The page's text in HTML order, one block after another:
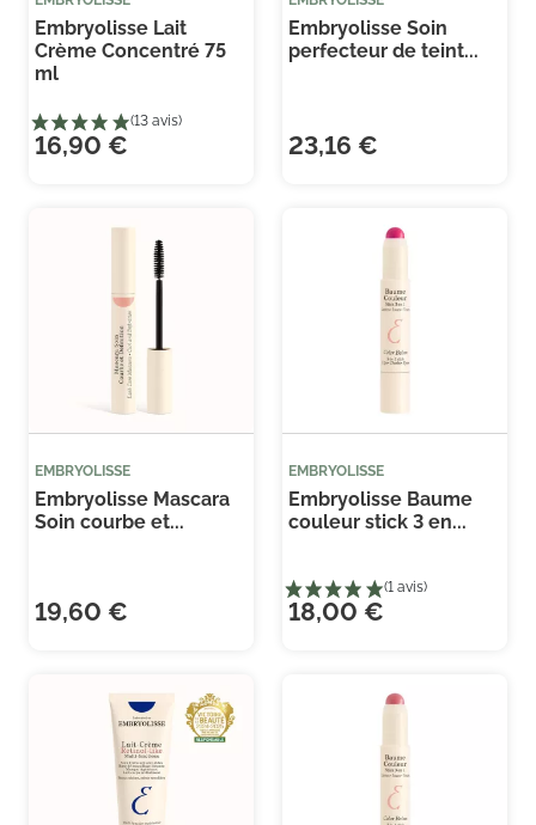
authentique et efficace, pour toutes celles qui veulent
confier leur peau à un expert reconnu de la santé et
de la beauté.
Embryolisse Lait
Crème Concentré 75
ml
16,90 €
Embryolisse Soin
perfecteur de teint...
23,16 €
EMBRYOLISSE
Embryolisse Mascara
Soin courbe et...
19,60 €
EMBRYOLISSE
Embryolisse Baume
couleur stick 3 en...
18,00 €